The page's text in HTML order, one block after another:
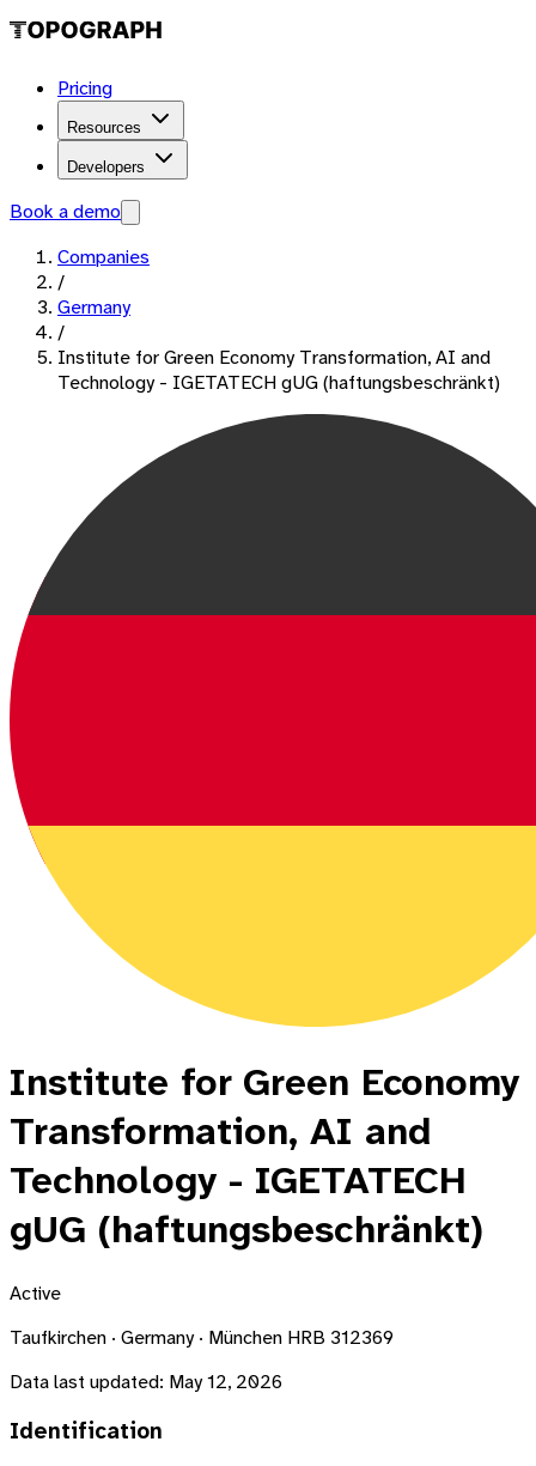
Pricing
Resources
Developers
Book a demo
Companies
/
Germany
/
Institute for Green Economy Transformation, AI and
Technology - IGETATECH gUG (haftungsbeschränkt)
Institute for Green Economy
Transformation, AI and
Technology - IGETATECH
gUG (haftungsbeschränkt)
Active
Taufkirchen · Germany · München HRB 312369
Data last updated: May 12, 2026
Identification